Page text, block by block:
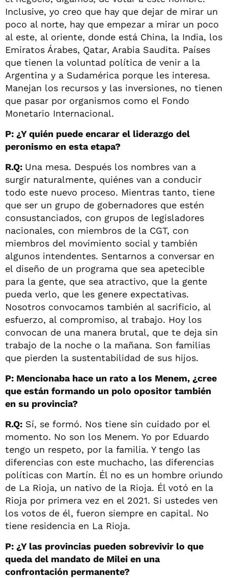
Inclusive, yo creo que hay que dejar de mirar un
poco al norte, hay que empezar a mirar un poco
al este, al oriente, donde está China, la India, los
Emiratos Árabes, Qatar, Arabia Saudita. Países
que tienen la voluntad política de venir a la
Argentina y a Sudamérica porque les interesa.
Manejan los recursos y las inversiones, no tienen
que pasar por organismos como el Fondo
Monetario Internacional.
P: ¿Y quién puede encarar el liderazgo del
peronismo en esta etapa?
R.Q: Una mesa. Después los nombres van a
surgir naturalmente, quiénes van a conducir
todo este nuevo proceso. Mientras tanto, tiene
que ser un grupo de gobernadores que estén
consustanciados, con grupos de legisladores
nacionales, con miembros de la CGT, con
miembros del movimiento social y también
algunos intendentes. Sentarnos a conversar en
el diseño de un programa que sea apetecible
para la gente, que sea atractivo, que la gente
pueda verlo, que les genere expectativas.
Nosotros convocamos también al sacrificio, al
esfuerzo, al compromiso, al trabajo. Hoy los
convocan de una manera brutal, que te deja sin
trabajo de la noche o la mañana. Son familias
que pierden la sustentabilidad de sus hijos.
P: Mencionaba hace un rato a los Menem, ¿cree
que están formando un polo opositor también
en su provincia?
R.Q: Sí, se formó. Nos tiene sin cuidado por el
momento. No son los Menem. Yo por Eduardo
tengo un respeto, por la familia. Y tengo las
diferencias con este muchacho, las diferencias
políticas con Martín. Él no es un hombre oriundo
de La Rioja, un nativo de la Rioja. Él votó en la
Rioja por primera vez en el 2021. Si ustedes ven
los votos de él, fueron siempre en capital. No
tiene residencia en La Rioja.
P: ¿Y las provincias pueden sobrevivir lo que
queda del mandato de Milei en una
confrontación permanente?